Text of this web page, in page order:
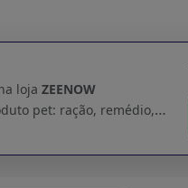
loja ZEENOW
Aplicativo de delivery de qualquer produto pet: ração, remédio, brinquedo e muito mais